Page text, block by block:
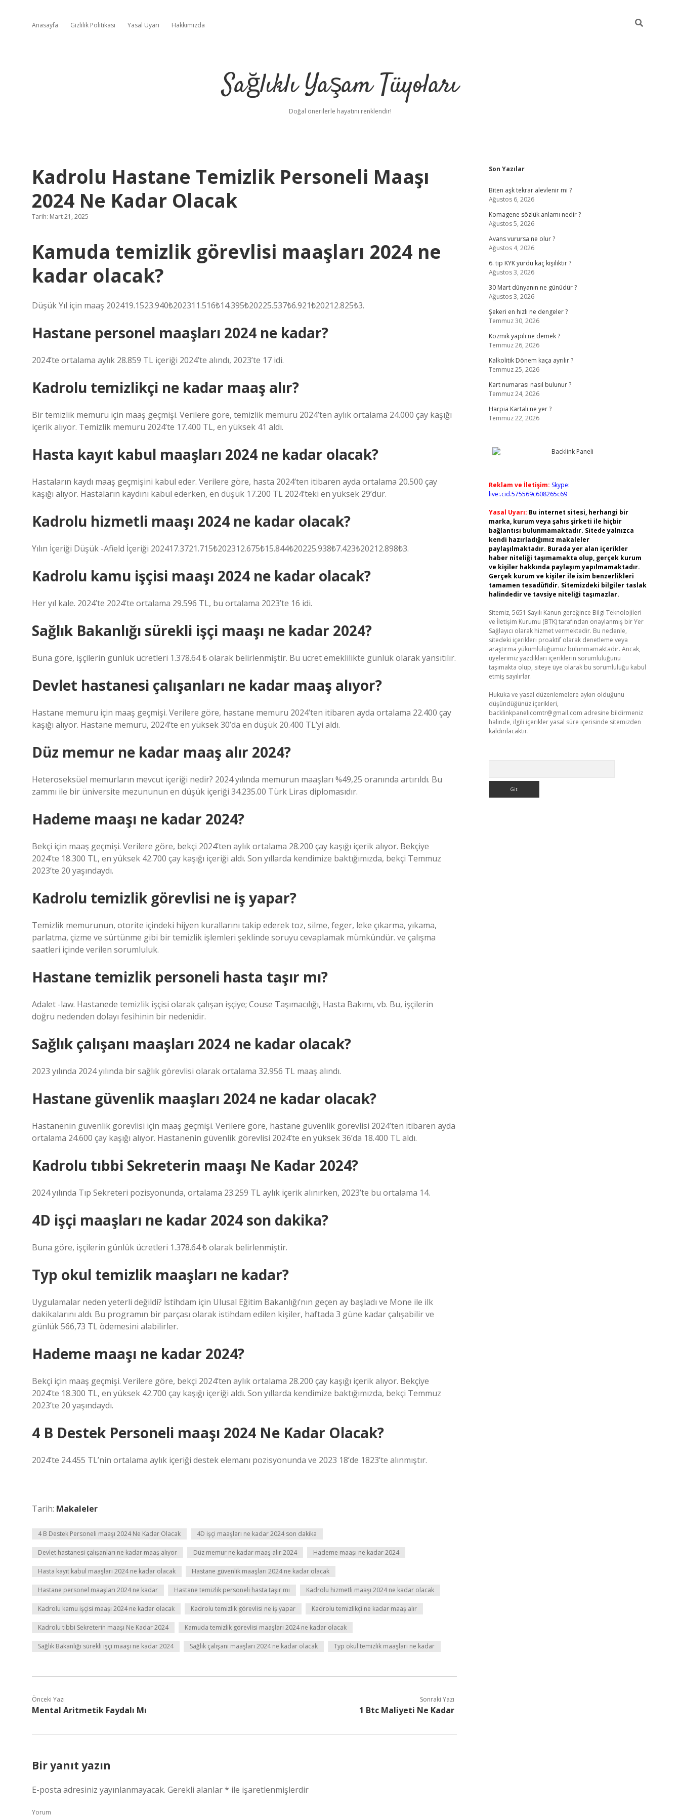
Anasayfa Gizlilik Politikası Yasal Uyarı Hakkımızda
Sağlıklı Yaşam Tüyoları
Doğal önerilerle hayatını renklendir!
Kadrolu Hastane Temizlik Personeli Maaşı
2024 Ne Kadar Olacak
Tarih: Mart 21, 2025
Kamuda temizlik görevlisi maaşları 2024 ne
kadar olacak?
Düşük Yıl için maaş 202419.1523.940₺202311.516₺14.395₺20225.537₺6.921₺20212.825₺3.
Hastane personel maaşları 2024 ne kadar?
2024’te ortalama aylık 28.859 TL içeriği 2024’te alındı, 2023’te 17 idi.
Kadrolu temizlikçi ne kadar maaş alır?
Bir temizlik memuru için maaş geçmişi. Verilere göre, temizlik memuru 2024’ten aylık ortalama 24.000 çay kaşığı
içerik alıyor. Temizlik memuru 2024’te 17.400 TL, en yüksek 41 aldı.
Hasta kayıt kabul maaşları 2024 ne kadar olacak?
Hastaların kaydı maaş geçmişini kabul eder. Verilere göre, hasta 2024’ten itibaren ayda ortalama 20.500 çay
kaşığı alıyor. Hastaların kaydını kabul ederken, en düşük 17.200 TL 2024’teki en yüksek 29’dur.
Kadrolu hizmetli maaşı 2024 ne kadar olacak?
Yılın İçeriği Düşük -Afield İçeriği 202417.3721.715₺202312.675₺15.844₺20225.938₺7.423₺20212.898₺3.
Kadrolu kamu işçisi maaşı 2024 ne kadar olacak?
Her yıl kale. 2024’te 2024’te ortalama 29.596 TL, bu ortalama 2023’te 16 idi.
Sağlık Bakanlığı sürekli işçi maaşı ne kadar 2024?
Buna göre, işçilerin günlük ücretleri 1.378.64 ₺ olarak belirlenmiştir. Bu ücret emeklilikte günlük olarak yansıtılır.
Devlet hastanesi çalışanları ne kadar maaş alıyor?
Hastane memuru için maaş geçmişi. Verilere göre, hastane memuru 2024’ten itibaren ayda ortalama 22.400 çay
kaşığı alıyor. Hastane memuru, 2024’te en yüksek 30’da en düşük 20.400 TL’yi aldı.
Düz memur ne kadar maaş alır 2024?
Heteroseksüel memurların mevcut içeriği nedir? 2024 yılında memurun maaşları %49,25 oranında artırıldı. Bu
zammı ile bir üniversite mezununun en düşük içeriği 34.235.00 Türk Liras diplomasıdır.
Hademe maaşı ne kadar 2024?
Bekçi için maaş geçmişi. Verilere göre, bekçi 2024’ten aylık ortalama 28.200 çay kaşığı içerik alıyor. Bekçiye
2024’te 18.300 TL, en yüksek 42.700 çay kaşığı içeriği aldı. Son yıllarda kendimize baktığımızda, bekçi Temmuz
2023’te 20 yaşındaydı.
Kadrolu temizlik görevlisi ne iş yapar?
Temizlik memurunun, otorite içindeki hijyen kurallarını takip ederek toz, silme, feger, leke çıkarma, yıkama,
parlatma, çizme ve sürtünme gibi bir temizlik işlemleri şeklinde soruyu cevaplamak mümkündür. ve çalışma
saatleri içinde verilen sorumluluk.
Hastane temizlik personeli hasta taşır mı?
Adalet -law. Hastanede temizlik işçisi olarak çalışan işçiye; Couse Taşımacılığı, Hasta Bakımı, vb. Bu, işçilerin
doğru nedenden dolayı fesihinin bir nedenidir.
Sağlık çalışanı maaşları 2024 ne kadar olacak?
2023 yılında 2024 yılında bir sağlık görevlisi olarak ortalama 32.956 TL maaş alındı.
Hastane güvenlik maaşları 2024 ne kadar olacak?
Hastanenin güvenlik görevlisi için maaş geçmişi. Verilere göre, hastane güvenlik görevlisi 2024’ten itibaren ayda
ortalama 24.600 çay kaşığı alıyor. Hastanenin güvenlik görevlisi 2024’te en yüksek 36’da 18.400 TL aldı.
Kadrolu tıbbi Sekreterin maaşı Ne Kadar 2024?
2024 yılında Tıp Sekreteri pozisyonunda, ortalama 23.259 TL aylık içerik alınırken, 2023’te bu ortalama 14.
4D işçi maaşları ne kadar 2024 son dakika?
Buna göre, işçilerin günlük ücretleri 1.378.64 ₺ olarak belirlenmiştir.
Typ okul temizlik maaşları ne kadar?
Uygulamalar neden yeterli değildi? İstihdam için Ulusal Eğitim Bakanlığı’nın geçen ay başladı ve Mone ile ilk
dakikalarını aldı. Bu programın bir parçası olarak istihdam edilen kişiler, haftada 3 güne kadar çalışabilir ve
günlük 566,73 TL ödemesini alabilirler.
Hademe maaşı ne kadar 2024?
Bekçi için maaş geçmişi. Verilere göre, bekçi 2024’ten aylık ortalama 28.200 çay kaşığı içerik alıyor. Bekçiye
2024’te 18.300 TL, en yüksek 42.700 çay kaşığı içeriği aldı. Son yıllarda kendimize baktığımızda, bekçi Temmuz
2023’te 20 yaşındaydı.
4 B Destek Personeli maaşı 2024 Ne Kadar Olacak?
2024’te 24.455 TL’nin ortalama aylık içeriği destek elemanı pozisyonunda ve 2023 18’de 1823’te alınmıştır.
Tarih: Makaleler
4 B Destek Personeli maaşı 2024 Ne Kadar Olacak 4D işçi maaşları ne kadar 2024 son dakika
Devlet hastanesi çalışanları ne kadar maaş alıyor Düz memur ne kadar maaş alır 2024 Hademe maaşı ne kadar 2024
Hasta kayıt kabul maaşları 2024 ne kadar olacak Hastane güvenlik maaşları 2024 ne kadar olacak
Hastane personel maaşları 2024 ne kadar Hastane temizlik personeli hasta taşır mı Kadrolu hizmetli maaşı 2024 ne kadar olacak
Kadrolu kamu işçisi maaşı 2024 ne kadar olacak Kadrolu temizlik görevlisi ne iş yapar Kadrolu temizlikçi ne kadar maaş alır
Kadrolu tıbbi Sekreterin maaşı Ne Kadar 2024 Kamuda temizlik görevlisi maaşları 2024 ne kadar olacak
Sağlık Bakanlığı sürekli işçi maaşı ne kadar 2024 Sağlık çalışanı maaşları 2024 ne kadar olacak Typ okul temizlik maaşları ne kadar
Önceki Yazı
Mental Aritmetik Faydalı Mı
Sonraki Yazı
1 Btc Maliyeti Ne Kadar
Bir yanıt yazın
E-posta adresiniz yayınlanmayacak. Gerekli alanlar* ile işaretlenmişlerdir
Yorum
Sidebar
Son Yazılar
Biten aşk tekrar alevlenir mi ?
Ağustos 6, 2026
Komagene sözlük anlamı nedir ?
Ağustos 5, 2026
Avans vurursa ne olur ?
Ağustos 4, 2026
6. tip KYK yurdu kaç kişiliktir ?
Ağustos 3, 2026
30 Mart dünyanın ne günüdür ?
Ağustos 3, 2026
Şekeri en hızlı ne dengeler ?
Temmuz 30, 2026
Kozmik yapılı ne demek ?
Temmuz 26, 2026
Kalkolitik Dönem kaça ayrılır ?
Temmuz 25, 2026
Kart numarası nasıl bulunur ?
Temmuz 24, 2026
Harpia Kartalı ne yer ?
Temmuz 22, 2026
Reklam ve İletişim: Skype:
live:.cid.575569c608265c69
Yasal Uyarı: Bu internet sitesi, herhangi bir
marka, kurum veya şahıs şirketi ile hiçbir
bağlantısı bulunmamaktadır. Sitede yalnızca
kendi hazırladığımız makaleler
paylaşılmaktadır. Burada yer alan içerikler
haber niteliği taşımamakta olup, gerçek kurum
ve kişiler hakkında paylaşım yapılmamaktadır.
Gerçek kurum ve kişiler ile isim benzerlikleri
tamamen tesadüfidir. Sitemizdeki bilgiler taslak
halindedir ve tavsiye niteliği taşımazlar.
Sitemiz, 5651 Sayılı Kanun gereğince Bilgi Teknolojileri
ve İletişim Kurumu (BTK) tarafından onaylanmış bir Yer
Sağlayıcı olarak hizmet vermektedir. Bu nedenle,
sitedeki içerikleri proaktif olarak denetleme veya
araştırma yükümlülüğümüz bulunmamaktadır. Ancak,
üyelerimiz yazdıkları içeriklerin sorumluluğunu
taşımakta olup, siteye üye olarak bu sorumluluğu kabul
etmiş sayılırlar.
Hukuka ve yasal düzenlemelere aykırı olduğunu
düşündüğünüz içerikleri,
backlinkpanelicomtr@gmail.com adresine bildirmeniz
halinde, ilgili içerikler yasal süre içerisinde sitemizden
kaldırılacaktır.